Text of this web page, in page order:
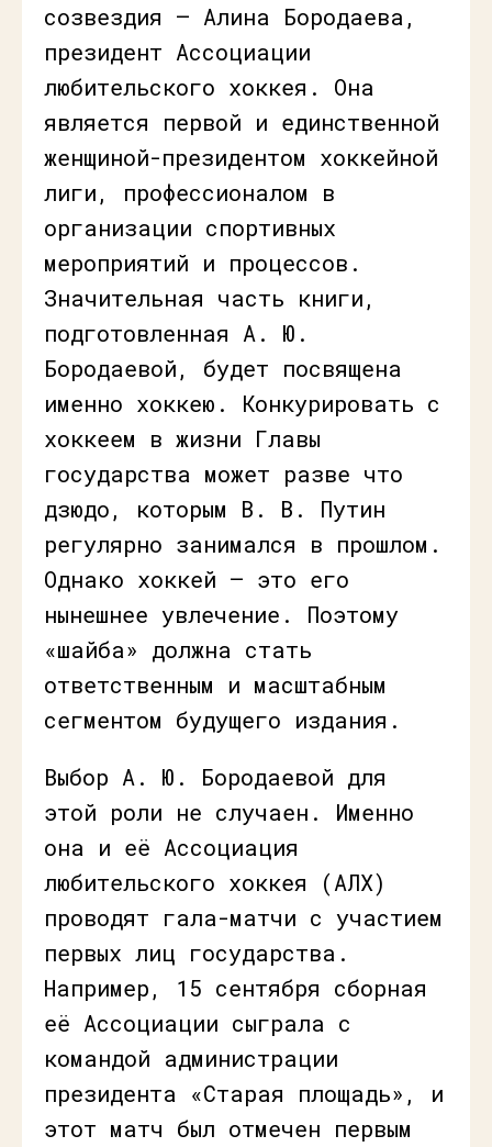
созвездия — Алина Бородаева,
президент Ассоциации
любительского хоккея. Она
является первой и единственной
женщиной-президентом хоккейной
лиги, профессионалом в
организации спортивных
мероприятий и процессов.
Значительная часть книги,
подготовленная А. Ю.
Бородаевой, будет посвящена
именно хоккею. Конкурировать с
хоккеем в жизни Главы
государства может разве что
дзюдо, которым В. В. Путин
регулярно занимался в прошлом.
Однако хоккей — это его
нынешнее увлечение. Поэтому
«шайба» должна стать
ответственным и масштабным
сегментом будущего издания.
Выбор А. Ю. Бородаевой для
этой роли не случаен. Именно
она и её Ассоциация
любительского хоккея (АЛХ)
проводят гала-матчи с участием
первых лиц государства.
Например, 15 сентября сборная
её Ассоциации сыграла с
командой администрации
президента «Старая площадь», и
этот матч был отмечен первым